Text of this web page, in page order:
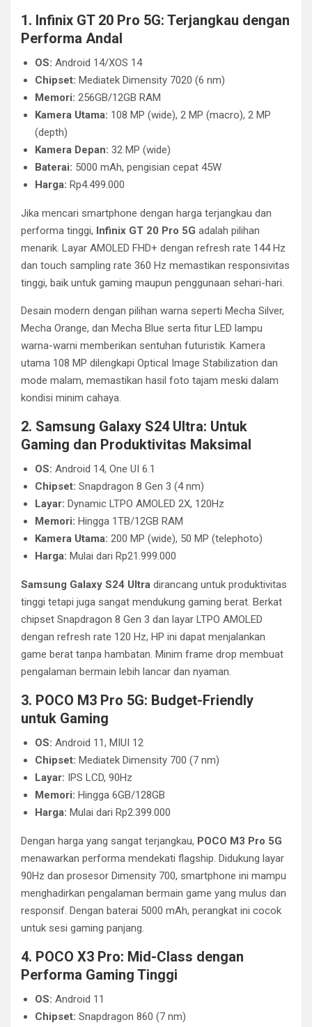
1. Infinix GT 20 Pro 5G: Terjangkau dengan
Performa Andal
OS: Android 14/XOS 14
Chipset: Mediatek Dimensity 7020 (6 nm)
Memori: 256GB/12GB RAM
Kamera Utama: 108 MP (wide), 2 MP (macro), 2 MP
(depth)
Kamera Depan: 32 MP (wide)
Baterai: 5000 mAh, pengisian cepat 45W
Harga: Rp4.499.000
Jika mencari smartphone dengan harga terjangkau dan
performa tinggi, Infinix GT 20 Pro 5G adalah pilihan
menarik. Layar AMOLED FHD+ dengan refresh rate 144 Hz
dan touch sampling rate 360 Hz memastikan responsivitas
tinggi, baik untuk gaming maupun penggunaan sehari-hari.
Desain modern dengan pilihan warna seperti Mecha Silver,
Mecha Orange, dan Mecha Blue serta fitur LED lampu
warna-warni memberikan sentuhan futuristik. Kamera
utama 108 MP dilengkapi Optical Image Stabilization dan
mode malam, memastikan hasil foto tajam meski dalam
kondisi minim cahaya.
2. Samsung Galaxy S24 Ultra: Untuk
Gaming dan Produktivitas Maksimal
OS: Android 14, One UI 6.1
Chipset: Snapdragon 8 Gen 3 (4 nm)
Layar: Dynamic LTPO AMOLED 2X, 120Hz
Memori: Hingga 1TB/12GB RAM
Kamera Utama: 200 MP (wide), 50 MP (telephoto)
Harga: Mulai dari Rp21.999.000
Samsung Galaxy S24 Ultra dirancang untuk produktivitas
tinggi tetapi juga sangat mendukung gaming berat. Berkat
chipset Snapdragon 8 Gen 3 dan layar LTPO AMOLED
dengan refresh rate 120 Hz, HP ini dapat menjalankan
game berat tanpa hambatan. Minim frame drop membuat
pengalaman bermain lebih lancar dan nyaman.
3. POCO M3 Pro 5G: Budget-Friendly
untuk Gaming
OS: Android 11, MIUI 12
Chipset: Mediatek Dimensity 700 (7 nm)
Layar: IPS LCD, 90Hz
Memori: Hingga 6GB/128GB
Harga: Mulai dari Rp2.399.000
Dengan harga yang sangat terjangkau, POCO M3 Pro 5G
menawarkan performa mendekati flagship. Didukung layar
90Hz dan prosesor Dimensity 700, smartphone ini mampu
menghadirkan pengalaman bermain game yang mulus dan
responsif. Dengan baterai 5000 mAh, perangkat ini cocok
untuk sesi gaming panjang.
4. POCO X3 Pro: Mid-Class dengan
Performa Gaming Tinggi
OS: Android 11
Chipset: Snapdragon 860 (7 nm)